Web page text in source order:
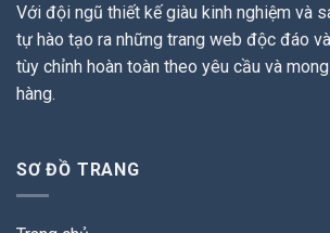
Với đội ngũ thiết kế giàu kinh nghiệm và
tự hào tạo ra những trang web độc đáo
tùy chỉnh hoàn toàn theo yêu cầu và
hàng.
SƠ ĐỒ TRANG